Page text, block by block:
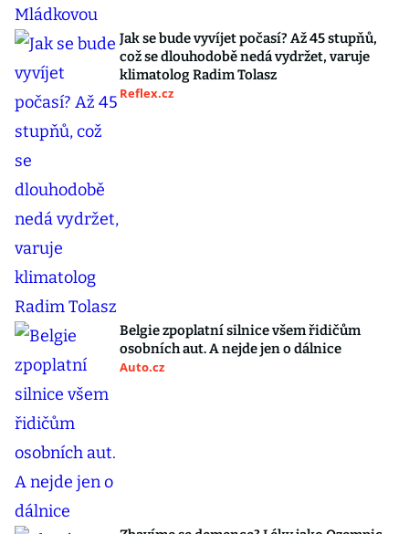
Jak se bude vyvíjet počasí? Až 45 stupňů,
což se dlouhodobě nedá vydržet, varuje
klimatolog Radim Tolasz
Reflex.cz
Belgie zpoplatní silnice všem řidičům
osobních aut. A nejde jen o dálnice
Auto.cz